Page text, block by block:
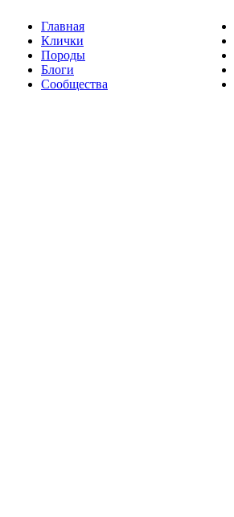
Главная
Клички
Породы
Блоги
Сообщества